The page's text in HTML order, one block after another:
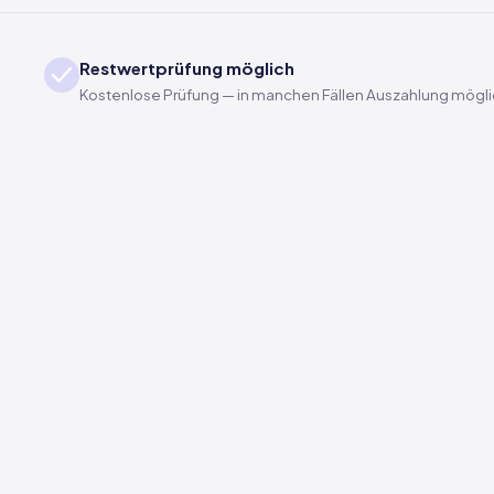
Restwertprüfung möglich
Kostenlose Prüfung — in manchen Fällen Auszahlung